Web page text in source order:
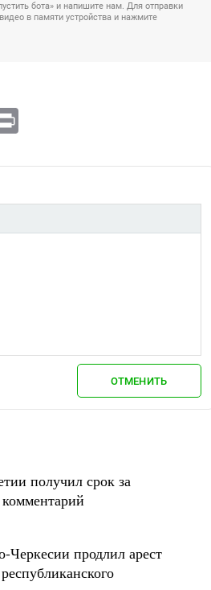
бота» и напишите нам. Для отправки
в памяти устройства и нажмите
ОТМЕНИТЬ
получил срок за
Черкесии продлил арест